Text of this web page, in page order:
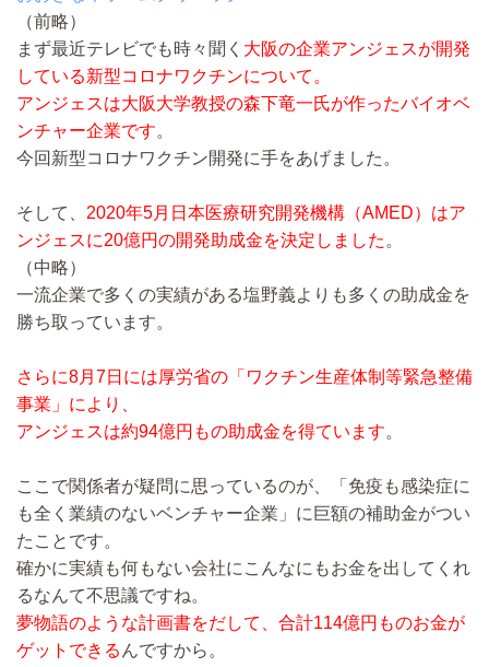
（前略）
まず最近テレビでも時々聞く 大阪の企業アンジェスが開発
している新型コロナワクチンについて。
アンジェスは大阪大学教授の森下竜一氏が作ったバイオベ
ンチャー企業です。
今回新型コロナワクチン開発に手をあげました。
そして、 2020年5月日本医療研究開発機構（AMED）はア
ンジェスに20億円の開発助成金を決定しました 。
（中略）
一流企業で多くの実績がある塩野義よりも多くの助成金を
勝ち取っています。
さらに8月7日には厚労省の「ワクチン生産体制等緊急整備
事業」により、
アンジェスは約94億円もの助成金を得ています。
ここで関係者が疑問に思っているのが、「免疫も感染症に
も全く業績のないベンチャー企業」に巨額の補助金がつい
たことです。
確かに実績も何もない会社にこんなにもお金を出してくれ
るなんて不思議ですね。
夢物語のような計画書をだして、合計114億円ものお金が
ゲットできる んですから。